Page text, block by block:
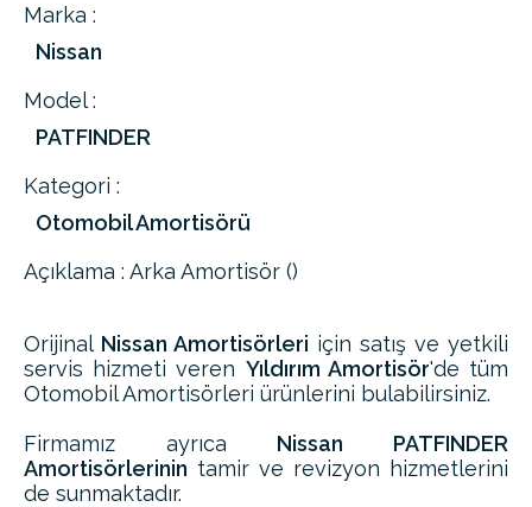
Marka :
Nissan
Model :
PATFINDER
Kategori :
Otomobil Amortisörü
Açıklama : Arka Amortisör ()
Orijinal Nissan Amortisörleri için satış ve yetkili
servis hizmeti veren Yıldırım Amortisör'de tüm
Otomobil Amortisörleri ürünlerini bulabilirsiniz.
Firmamız ayrıca Nissan PATFINDER
Amortisörlerinin tamir ve revizyon hizmetlerini
de sunmaktadır.